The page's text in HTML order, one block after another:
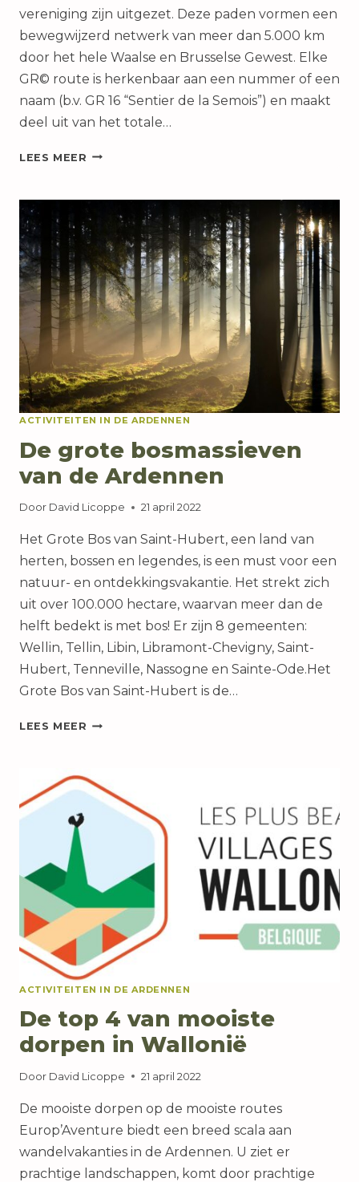
vereniging zijn uitgezet. Deze paden vormen een
bewegwijzerd netwerk van meer dan 5.000 km
door het hele Waalse en Brusselse Gewest. Elke
GR© route is herkenbaar aan een nummer of een
naam (b.v. GR 16 “Sentier de la Semois”) en maakt
deel uit van het totale…
LEES MEER DE
(GR©)
ACTIVITEITEN IN DE ARDENNEN
De grote bosmassieven
van de Ardennen
Door David Licoppe 21 april 2022
Het Grote Bos van Saint-Hubert, een land van
herten, bossen en legendes, is een must voor een
natuur- en ontdekkingsvakantie. Het strekt zich
uit over 100.000 hectare, waarvan meer dan de
helft bedekt is met bos! Er zijn 8 gemeenten:
Wellin, Tellin, Libin, Libramont-Chevigny, Saint-
Hubert, Tenneville, Nassogne en Sainte-Ode.Het
Grote Bos van Saint-Hubert is de…
LEES MEER DE
DE
ARDENNEN
ACTIVITEITEN IN DE ARDENNEN
De top 4 van mooiste
dorpen in Wallonië
Door David Licoppe 21 april 2022
De mooiste dorpen op de mooiste routes
Europ’Aventure biedt een breed scala aan
wandelvakanties in de Ardennen. U ziet er
prachtige landschappen, komt door prachtige